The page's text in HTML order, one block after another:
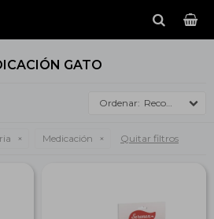
GATO
Recomendados
Medicación Quitar filtros